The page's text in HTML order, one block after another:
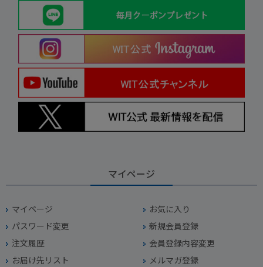
マイページ
マイページ
お気に入り
パスワード変更
新規会員登録
注文履歴
会員登録内容変更
お届け先リスト
メルマガ登録